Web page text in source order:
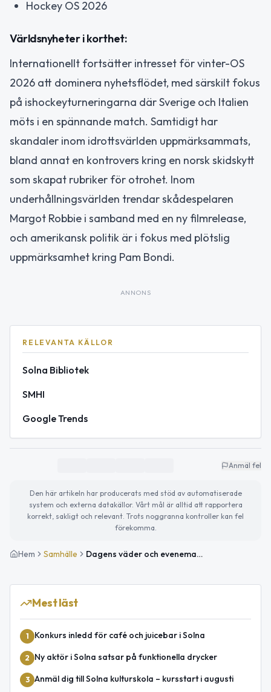
Hockey OS 2026
Världsnyheter i korthet:
Internationellt fortsätter intresset för vinter-OS
2026 att dominera nyhetsflödet, med särskilt fokus
på ishockeyturneringarna där Sverige och Italien
möts i en spännande match. Samtidigt har
skandaler inom idrottsvärlden uppmärksammats,
bland annat en kontrovers kring en norsk skidskytt
som skapat rubriker för otrohet. Inom
underhållningsvärlden trendar skådespelaren
Margot Robbie i samband med en ny filmrelease,
och amerikansk politik är i fokus med plötslig
uppmärksamhet kring Pam Bondi.
ANNONS
RELEVANTA KÄLLOR
Solna Bibliotek
SMHI
Google Trends
Anmäl fel
Den här artikeln har producerats med stöd av automatiserade
system och externa datakällor. Vårt mål är alltid att rapportera
korrekt, sakligt och relevant. Trots noggranna kontroller kan fel
förekomma.
Hem Samhälle Dagens väder och evenemang i Solna – planera din dag
Mest läst
1 Konkurs inledd för café och juicebar i Solna
2 Ny aktör i Solna satsar på funktionella drycker
3 Anmäl dig till Solna kulturskola – kursstart i augusti